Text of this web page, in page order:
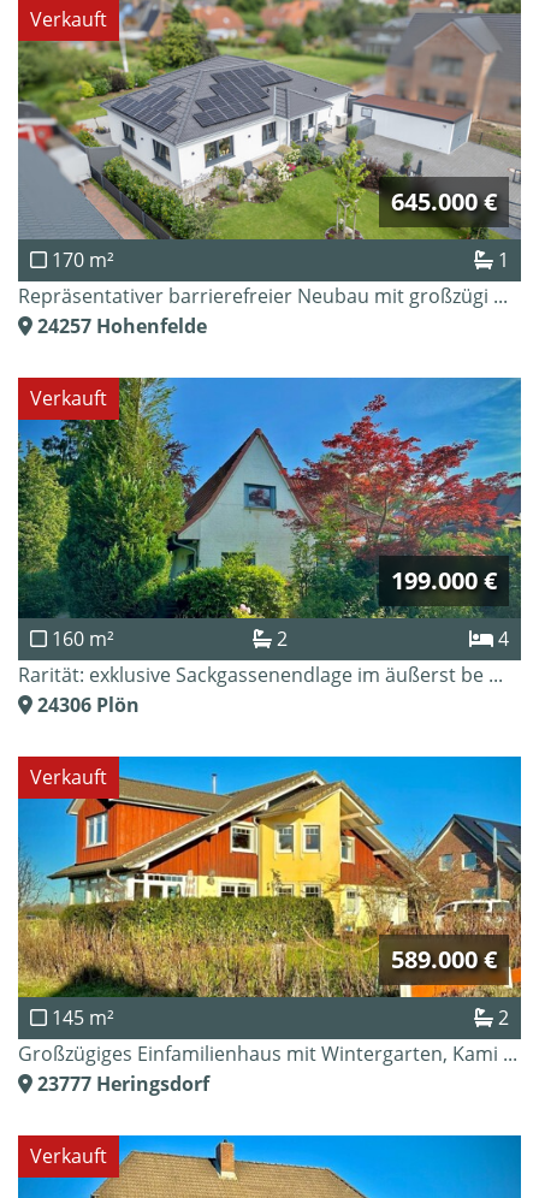
Verkauft
645.000 €
170 m²
1
Repräsentativer barrierefreier Neubau mit großzügi ...
24257 Hohenfelde
Verkauft
199.000 €
160 m² 2
4
Rarität: exklusive Sackgassenendlage im äußerst be ...
24306 Plön
Verkauft
589.000 €
145 m²
2
Großzügiges Einfamilienhaus mit Wintergarten, Kami ...
23777 Heringsdorf
Verkauft